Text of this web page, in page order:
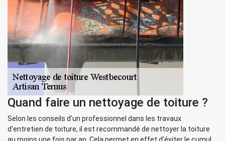
Quand faire un nettoyage de toiture ?
Selon les conseils d'un professionnel dans les travaux
d'entretien de toiture, il est recommandé de nettoyer la toiture